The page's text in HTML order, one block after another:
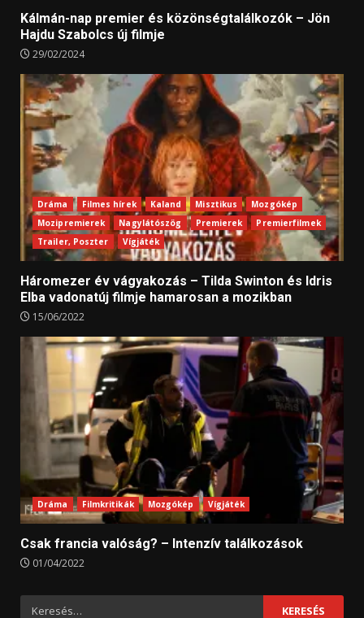
Kálmán-nap premier és közönségtalálkozók – Jön
Hajdu Szabolcs új filmje
29/02/2024
Dráma Filmes hírek Kaland Misztikus
Mozgókép
Mozipremierek
Nagylátószög Premierek
Premierfilmek
Trailer, Poszter
Vígjáték
Háromezer év vágyakozás – Tilda Swinton és Idris
Elba vadonatúj filmje hamarosan a mozikban
15/06/2022
Dráma Filmkritikák Mozgókép Vígjáték
Csak francia valóság? – Intenzív találkozások
01/04/2022
Keresés: